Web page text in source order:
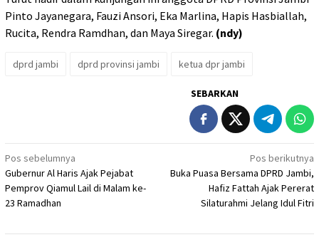
Pinto Jayanegara, Fauzi Ansori, Eka Marlina, Hapis Hasbiallah,
Rucita, Rendra Ramdhan, dan Maya Siregar. (ndy)
dprd jambi dprd provinsi jambi ketua dpr jambi
SEBARKAN
Navigasi
pos
Pos sebelumnya
Gubernur Al Haris Ajak Pejabat
Pemprov Qiamul Lail di Malam ke-
23 Ramadhan
Pos berikutnya
Buka Puasa Bersama DPRD Jambi,
Hafiz Fattah Ajak Pererat
Silaturahmi Jelang Idul Fitri